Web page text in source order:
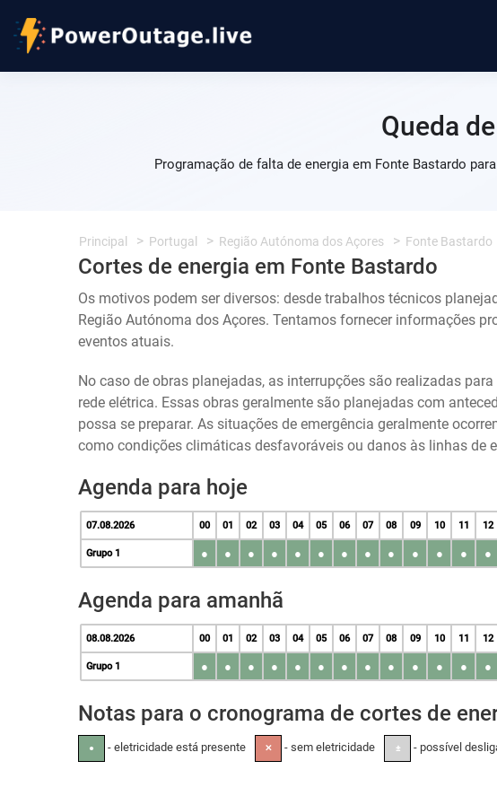
Queda
Programação de falta de energia em Fonte Bastardo
Principal Portugal Região Autónoma dos Açores Fonte Bastardo
Cortes de energia em Fonte Bastardo
Os motivos podem ser diversos: desde trabalhos técnicos
Região Autónoma dos Açores. Tentamos fornecer informações
eventos atuais.
No caso de obras planejadas, as interrupções são realizadas
rede elétrica. Essas obras geralmente são planejadas com
possa se preparar. As situações de emergência geralmente
como condições climáticas desfavoráveis ou danos às linhas de
Agenda para hoje
07.08.2026 00 01 02 03 04 05 06 07 08 09 10 11 12
Grupo 1 ● ● ● ● ● ● ● ● ● ● ● ● ●
Agenda para amanhã
08.08.2026 00 01 02 03 04 05 06 07 08 09 10 11 12
Grupo 1 ● ● ● ● ● ● ● ● ● ● ● ● ●
Notas para o cronograma de cortes de
● - eletricidade está presente ✕ - sem eletricidade ± - possível